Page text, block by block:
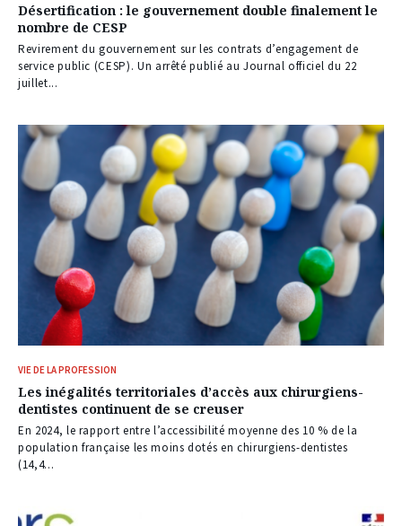
Désertification : le gouvernement double finalement le
nombre de CESP
Revirement du gouvernement sur les contrats d’engagement de
service public (CESP). Un arrêté publié au Journal officiel du 22
juillet...
VIE DE LA PROFESSION
Les inégalités territoriales d’accès aux chirurgiens-
dentistes continuent de se creuser
En 2024, le rapport entre l’accessibilité moyenne des 10 % de la
population française les moins dotés en chirurgiens-dentistes
(14,4...